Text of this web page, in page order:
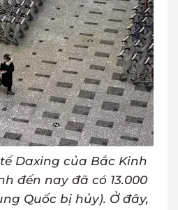
Daxing của Bắc Kinh
đến nay đã có 13.000
Quốc bị hủy). Ở đây,